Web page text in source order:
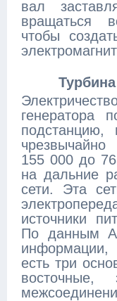
вал
вращаться
чтобы
генератора
подстанцию,
155 000 до
на дальние
сети. Эта
источники
По данным
есть три
восточные,